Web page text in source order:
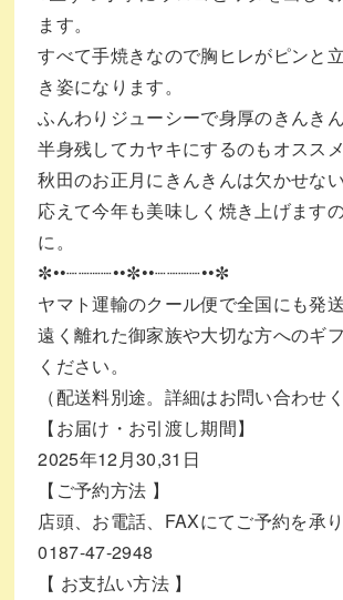
ます。
すべて手焼きなので胸ヒレがピンと
き姿になります。
ふんわりジューシーで身厚のきんき
半身残してカヤキにするのもオスス
秋田のお正月にきんきんは欠かせな
応えて今年も美味しく焼き上げます
に。
✼••┈┈┈┈••✼••┈┈┈┈••✼
ヤマト運輸のクール便で全国にも発送
遠く離れた御家族や大切な方へのギ
ください。
（配送料別途。詳細はお問い合わせ
【お届け・お引渡し期間】
2025年12月30,31日
【ご予約方法 】
店頭、お電話、FAXにてご予約を承り
0187-47-2948
【 お支払い方法 】